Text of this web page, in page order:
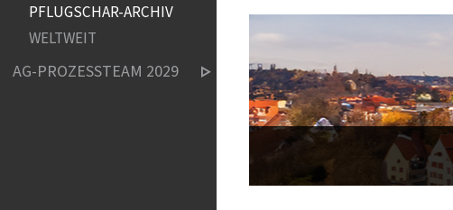
PFLUGSCHAR-ARCHIV
WELTWEIT
AG-PROZESSTEAM 2029